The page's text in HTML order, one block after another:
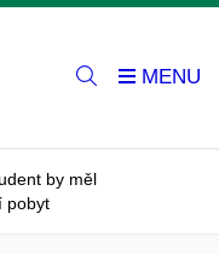
by měl
pobyt